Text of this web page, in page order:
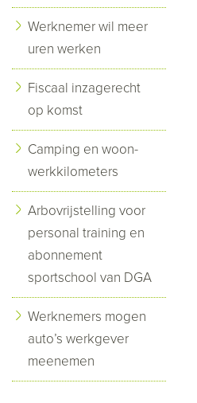
Werknemer wil meer
uren werken
Fiscaal inzagerecht
op komst
Camping en woon-
werkkilometers
Arbovrijstelling voor
personal training en
abonnement
sportschool van DGA
Werknemers mogen
auto’s werkgever
meenemen